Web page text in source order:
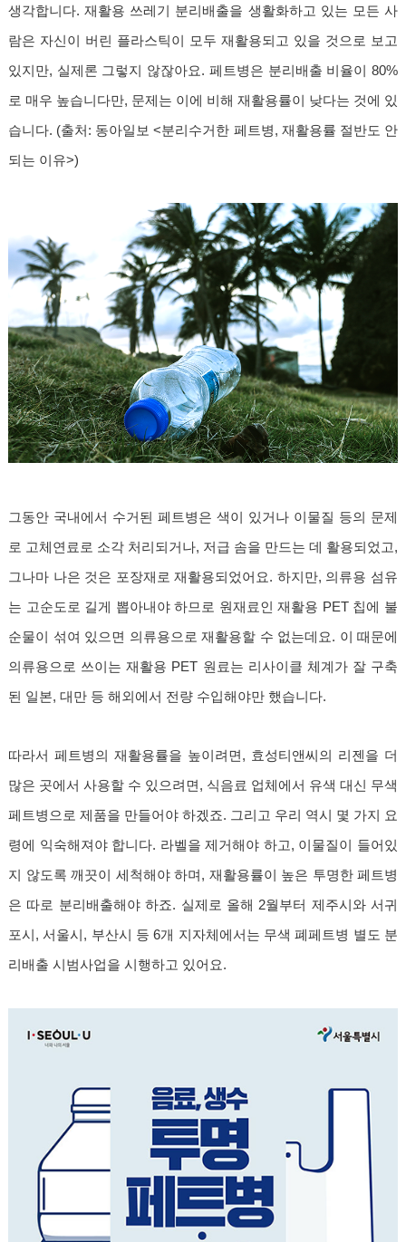
생각합니다. 재활용 쓰레기 분리배출을 생활화하고 있는 모든 사
람은 자신이 버린 플라스틱이 모두 재활용되고 있을 것으로 보고
있지만, 실제론 그렇지 않잖아요. 페트병은 분리배출 비율이 80%
로 매우 높습니다만, 문제는 이에 비해 재활용률이 낮다는 것에 있
습니다. (출처: 동아일보 <분리수거한 페트병, 재활용률 절반도 안
되는 이유>)
그동안 국내에서 수거된 페트병은 색이 있거나 이물질 등의 문제
로 고체연료로 소각 처리되거나, 저급 솜을 만드는 데 활용되었고,
그나마 나은 것은 포장재로 재활용되었어요. 하지만, 의류용 섬유
는 고순도로 길게 뽑아내야 하므로 원재료인 재활용 PET 칩에 불
순물이 섞여 있으면 의류용으로 재활용할 수 없는데요. 이 때문에
의류용으로 쓰이는 재활용 PET 원료는 리사이클 체계가 잘 구축
된 일본, 대만 등 해외에서 전량 수입해야만 했습니다.
따라서 페트병의 재활용률을 높이려면, 효성티앤씨의 리젠을 더
많은 곳에서 사용할 수 있으려면, 식음료 업체에서 유색 대신 무색
페트병으로 제품을 만들어야 하겠죠. 그리고 우리 역시 몇 가지 요
령에 익숙해져야 합니다. 라벨을 제거해야 하고, 이물질이 들어있
지 않도록 깨끗이 세척해야 하며, 재활용률이 높은 투명한 페트병
은 따로 분리배출해야 하죠. 실제로 올해 2월부터 제주시와 서귀
포시, 서울시, 부산시 등 6개 지자체에서는 무색 폐페트병 별도 분
리배출 시범사업을 시행하고 있어요.